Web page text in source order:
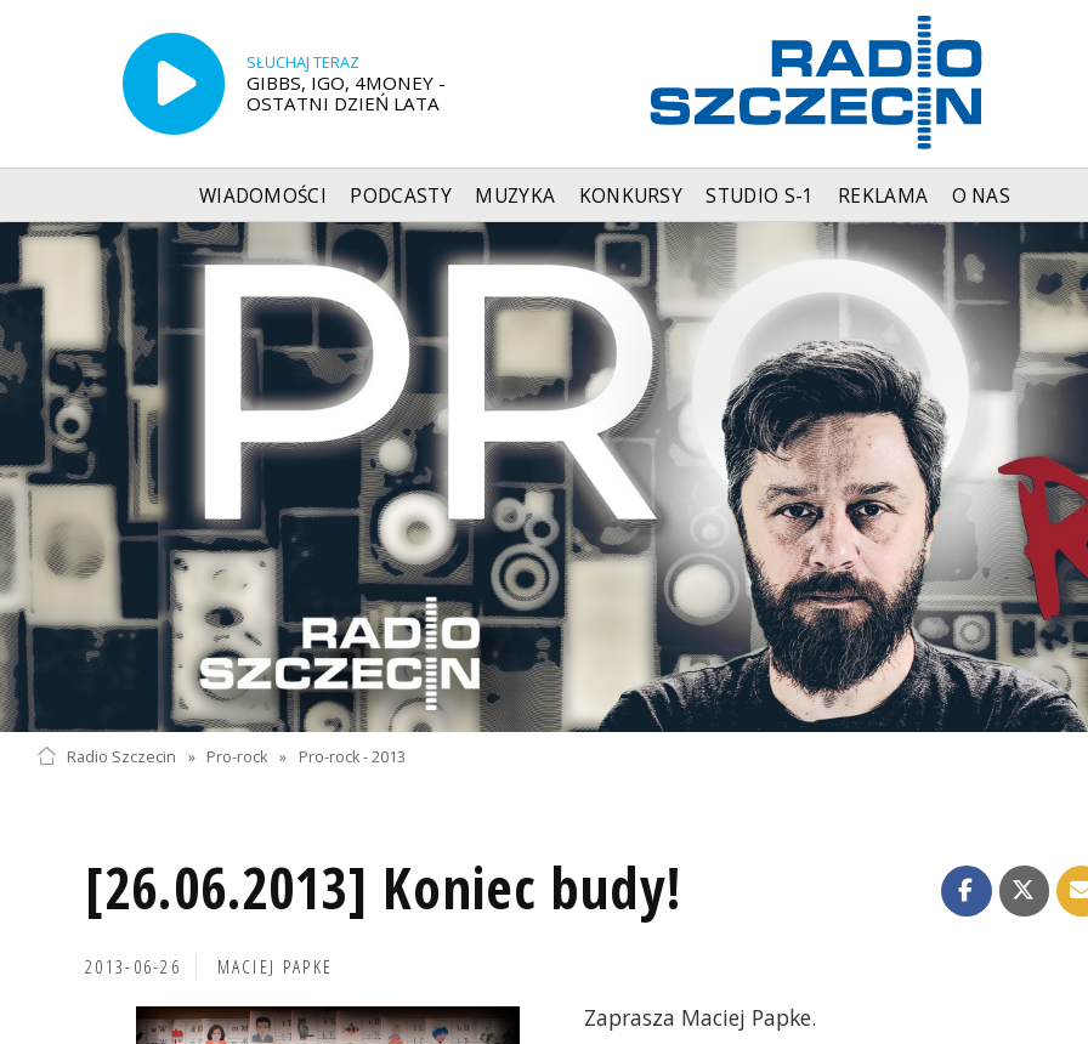
SŁUCHAJ TERAZ
GIBBS, IGO, 4MONEY -
OSTATNI DZIEŃ LATA
WIADOMOŚCI PODCASTY MUZYKA KONKURSY STUDIO S-1 REKLAMA O NAS
Radio Szczecin » Pro-rock » Pro-rock - 2013
[26.06.2013] Koniec budy!
2013-06-26 MACIEJ PAPKE
Zaprasza Maciej Papke.